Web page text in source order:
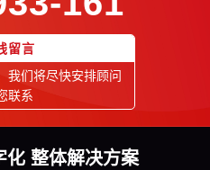
留言
我们将尽快安排顾问
联系
化 整体解决方案